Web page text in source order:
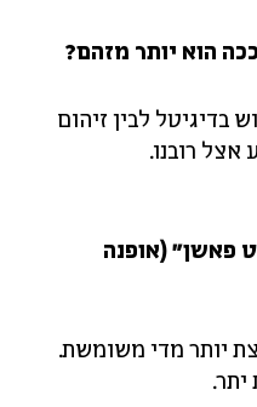
הוא יותר מזהם?
בדיגיטל לבין זיהום
רובנו.
פאשן" (אופנה
יותר מדי משומשת.